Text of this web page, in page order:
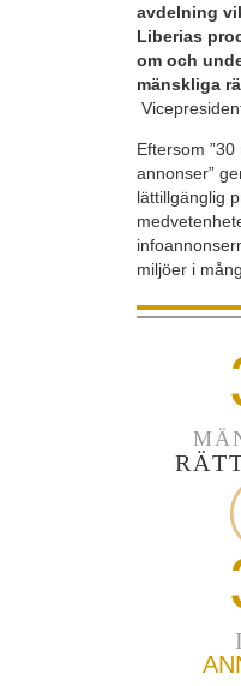
avdelning
Liberias
om och
mänskliga
Eftersom
annonser”
lättillgänglig
miljöer i